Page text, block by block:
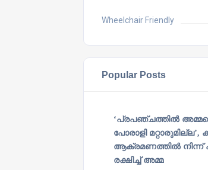
Wheelchair Friendly
Popular Posts
‘പ്രപഞ്ചത്തില്‍
പോരാളി
ആക്രമണത്തില്‍ നിന്ന്
രക്ഷിച്ച് അമ്മ